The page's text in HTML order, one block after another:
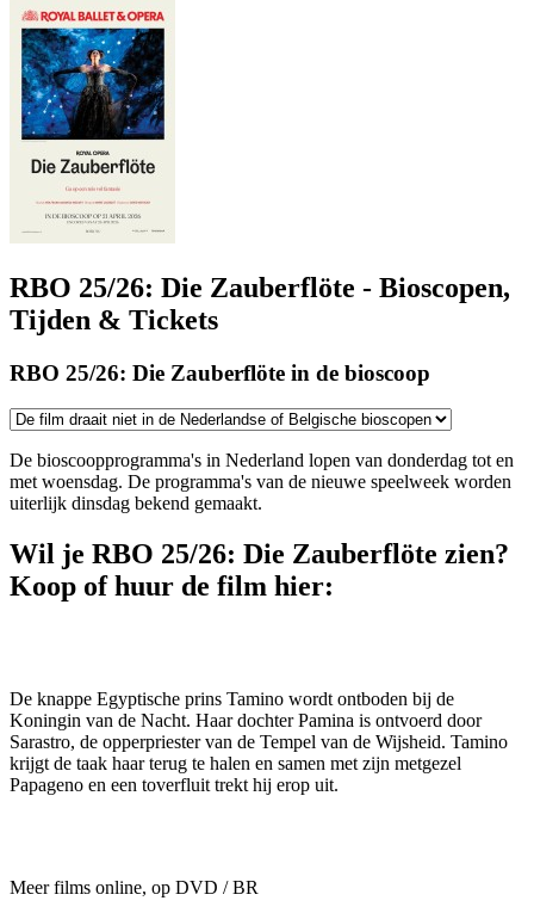
RBO 25/26: Die Zauberflöte - Bioscopen,
Tijden & Tickets
RBO 25/26: Die Zauberflöte in de bioscoop
De bioscoopprogramma's in Nederland lopen van donderdag tot en
met woensdag. De programma's van de nieuwe speelweek worden
uiterlijk dinsdag bekend gemaakt.
Wil je RBO 25/26: Die Zauberflöte zien?
Koop of huur de film hier:
De knappe Egyptische prins Tamino wordt ontboden bij de
Koningin van de Nacht. Haar dochter Pamina is ontvoerd door
Sarastro, de opperpriester van de Tempel van de Wijsheid. Tamino
krijgt de taak haar terug te halen en samen met zijn metgezel
Papageno en een toverfluit trekt hij erop uit.
Meer films online, op DVD / BR